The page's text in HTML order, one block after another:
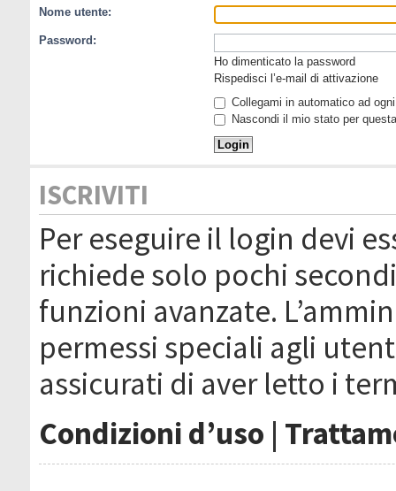
Nome utente:
Password:
Ho dimenticato la password
Rispedisci l’e-mail di attivazione
Collegami in automatico ad
Nascondi il mio stato per
ISCRIVITI
Per eseguire il login devi
richiede solo pochi
funzioni avanzate.
permessi speciali agli
assicurati di aver letto i
Condizioni d’uso |